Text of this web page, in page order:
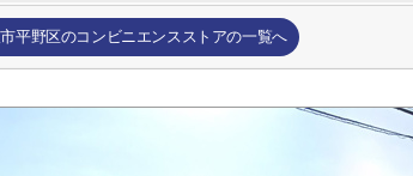
平野区のコンビニエンスストアの一覧へ